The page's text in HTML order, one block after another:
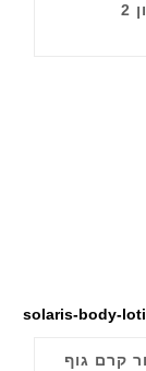
SOLARIS BODY LOTION אריזת חיסכון 2